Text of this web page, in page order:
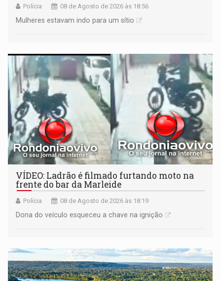
Polícia 08 de Agosto de 2026 às 18:56
Mulheres estavam indo para um sítio
VÍDEO: Ladrão é filmado furtando moto na
frente do bar da Marleide
Polícia 08 de Agosto de 2026 às 18:19
Dona do veículo esqueceu a chave na ignição